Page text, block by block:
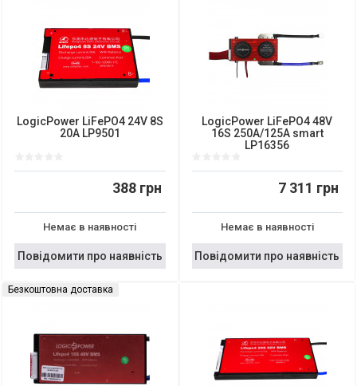
LogicPower LiFePO4 24V 8S
20A LP9501
388 грн
Немає в наявності
Повідомити про наявність
LogicPower LiFePO4 48V
16S 250A/125A smart
LP16356
7 311 грн
Немає в наявності
Повідомити про наявність
Безкоштовна доставка